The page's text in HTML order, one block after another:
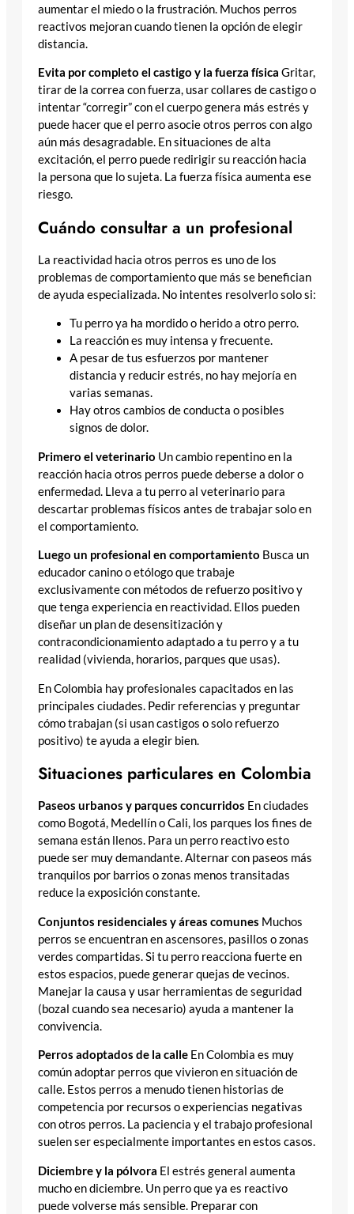
aumentar el miedo o la frustración. Muchos perros
reactivos mejoran cuando tienen la opción de elegir
distancia.
Evita por completo el castigo y la fuerza física Gritar,
tirar de la correa con fuerza, usar collares de castigo o
intentar “corregir” con el cuerpo genera más estrés y
puede hacer que el perro asocie otros perros con algo
aún más desagradable. En situaciones de alta
excitación, el perro puede redirigir su reacción hacia
la persona que lo sujeta. La fuerza física aumenta ese
riesgo.
Cuándo consultar a un profesional
La reactividad hacia otros perros es uno de los
problemas de comportamiento que más se benefician
de ayuda especializada. No intentes resolverlo solo si:
Tu perro ya ha mordido o herido a otro perro.
La reacción es muy intensa y frecuente.
A pesar de tus esfuerzos por mantener
distancia y reducir estrés, no hay mejoría en
varias semanas.
Hay otros cambios de conducta o posibles
signos de dolor.
Primero el veterinario Un cambio repentino en la
reacción hacia otros perros puede deberse a dolor o
enfermedad. Lleva a tu perro al veterinario para
descartar problemas físicos antes de trabajar solo en
el comportamiento.
Luego un profesional en comportamiento Busca un
educador canino o etólogo que trabaje
exclusivamente con métodos de refuerzo positivo y
que tenga experiencia en reactividad. Ellos pueden
diseñar un plan de desensitización y
contracondicionamiento adaptado a tu perro y a tu
realidad (vivienda, horarios, parques que usas).
En Colombia hay profesionales capacitados en las
principales ciudades. Pedir referencias y preguntar
cómo trabajan (si usan castigos o solo refuerzo
positivo) te ayuda a elegir bien.
Situaciones particulares en Colombia
Paseos urbanos y parques concurridos En ciudades
como Bogotá, Medellín o Cali, los parques los fines de
semana están llenos. Para un perro reactivo esto
puede ser muy demandante. Alternar con paseos más
tranquilos por barrios o zonas menos transitadas
reduce la exposición constante.
Conjuntos residenciales y áreas comunes Muchos
perros se encuentran en ascensores, pasillos o zonas
verdes compartidas. Si tu perro reacciona fuerte en
estos espacios, puede generar quejas de vecinos.
Manejar la causa y usar herramientas de seguridad
(bozal cuando sea necesario) ayuda a mantener la
convivencia.
Perros adoptados de la calle En Colombia es muy
común adoptar perros que vivieron en situación de
calle. Estos perros a menudo tienen historias de
competencia por recursos o experiencias negativas
con otros perros. La paciencia y el trabajo profesional
suelen ser especialmente importantes en estos casos.
Diciembre y la pólvora El estrés general aumenta
mucho en diciembre. Un perro que ya es reactivo
puede volverse más sensible. Preparar con